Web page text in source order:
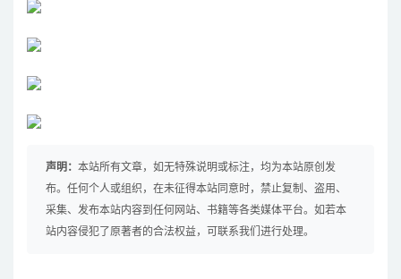
声明： 本站所有文章，如无特殊说明或标注，均为本站原创发
布。任何个人或组织，在未征得本站同意时，禁止复制、盗用、
采集、发布本站内容到任何网站、书籍等各类媒体平台。如若本
站内容侵犯了原著者的合法权益，可联系我们进行处理。